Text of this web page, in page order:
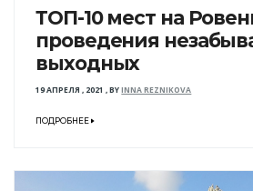
ТОП-10 мест на
проведения
выходных
19 АПРЕЛЯ , 2021 ,BYINNA REZNIKOVA
ПОДРОБНЕЕ